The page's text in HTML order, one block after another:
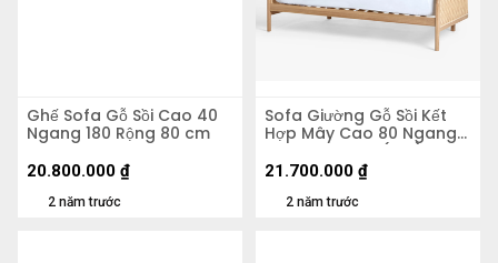
Ghế Sofa Gỗ Sồi Cao 40
Ngang 180 Rộng 80 cm
2 năm trước
20.800.000 ₫
Sofa Giường Gỗ Sồi Kết
Hợp Mây Cao 80 Ngang
200 Rộng 98,5 (cm)
2 năm trước
21.700.000 ₫